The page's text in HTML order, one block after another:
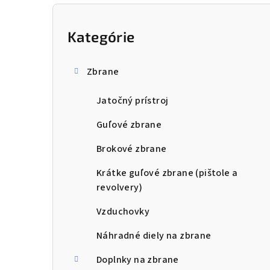
B
Preskočiť
kategórie
Kategórie
Zbrane
Jatočný prístroj
Guľové zbrane
Brokové zbrane
Krátke guľové zbrane (pištole a
revolvery)
Vzduchovky
Náhradné diely na zbrane
Doplnky na zbrane